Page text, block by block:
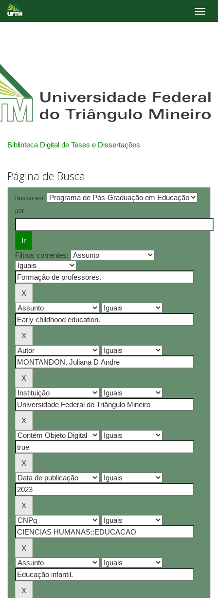
Biblioteca Digital de Teses e Dissertações
Página de Busca
Buscar em:
por
Filtros correntes: